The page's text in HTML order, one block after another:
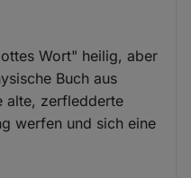
Wort" heilig, aber
Buch aus
alte, zerfledderte
werfen und sich eine